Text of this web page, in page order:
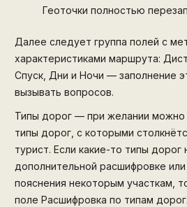
Геоточки полностью
Далее следует группа полей с
характеристиками маршрута:
Спуск, Дни и Ночи — заполнение
вызывать вопросов.
Типы дорог — при желании можно
типы дорог, с которыми
турист. Если какие-то типы
дополнительной расшифровке
пояснения некоторым участкам,
поле Расшифровка по типам